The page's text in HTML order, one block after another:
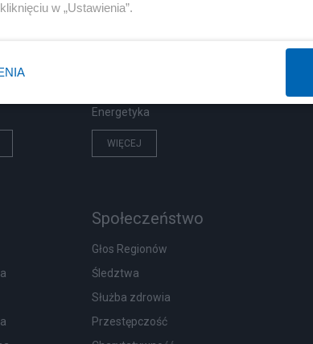
Centralny Port Komunikacyjny
Energetyka
WIĘCEJ
Społeczeństwo
Głos Regionów
Śledztwa
Służba zdrowia
Przestępczość
w „Ustawienia”.